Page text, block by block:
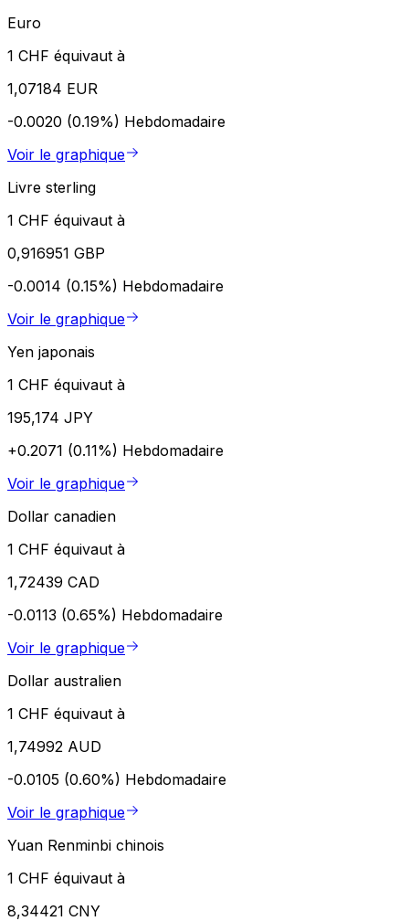
Euro
1 CHF équivaut à
1,07184 EUR
-0.0020 (0.19%) Hebdomadaire
Voir le graphique
Livre sterling
1 CHF équivaut à
0,916951 GBP
-0.0014 (0.15%) Hebdomadaire
Voir le graphique
Yen japonais
1 CHF équivaut à
195,174 JPY
+0.2071 (0.11%) Hebdomadaire
Voir le graphique
Dollar canadien
1 CHF équivaut à
1,72439 CAD
-0.0113 (0.65%) Hebdomadaire
Voir le graphique
Dollar australien
1 CHF équivaut à
1,74992 AUD
-0.0105 (0.60%) Hebdomadaire
Voir le graphique
Yuan Renminbi chinois
1 CHF équivaut à
8,34421 CNY